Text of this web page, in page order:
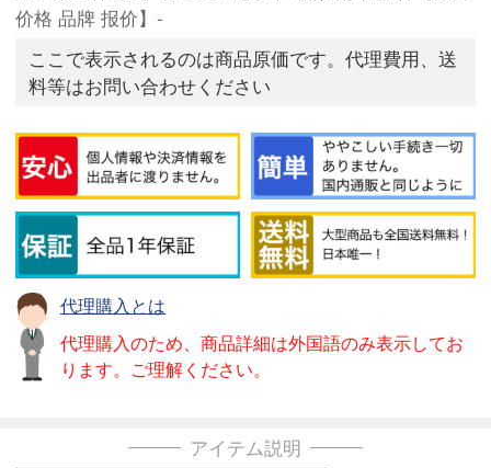
价格 品牌 报价】-
ここで表示されるのは商品原価です。代理費用、送
料等はお問い合わせください
代理購入とは
代理購入のため、商品詳細は外国語のみ表示してお
ります。ご理解ください。
アイテム説明